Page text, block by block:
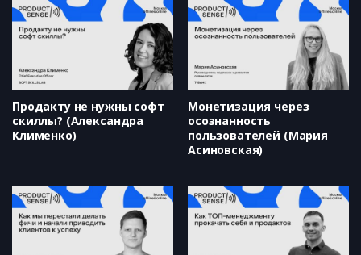
Продакту не нужны софт
скиллы? (Александра
Клименко)
Монетизация через
осознанность
пользователей (Мария
Асиновская)